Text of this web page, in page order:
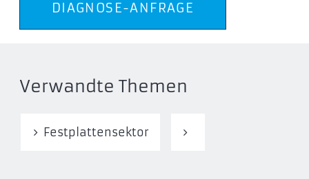
DIAGNOSE-ANFRAGE
Verwandte Themen
Festplattensektor